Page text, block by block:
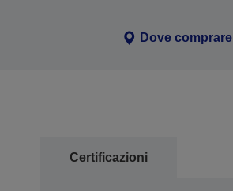
Dove comprare
Certificazioni